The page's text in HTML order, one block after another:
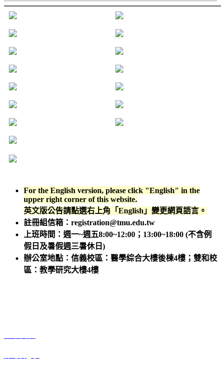
For the English version, please click "English" in the
upper right corner of this website.
英文版公告請點選右上角「English」變更網頁語言。
註冊組信箱：registration@tmu.edu.tw
上班時間：週一~週五8:00~12:00；13:00~18:00 (不含例
假日及暑假週三暑休日)
辦公室地點：信義校區：醫學綜合大樓後棟4樓；雙和校
區：教學研究大樓4樓